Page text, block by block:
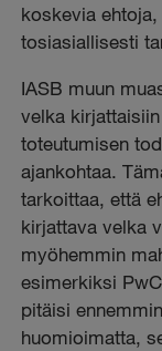
koskevia
tosiasiallisesti
IASB muun
velka
toteutumisen
ajankohtaa.
tarkoittaa, että
kirjattava velka
myöhemmin
esimerkiksi
pitäisi
huomioimatta,